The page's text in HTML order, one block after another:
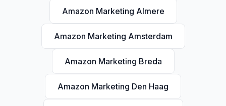
Amazon Marketing Almere
Amazon Marketing Amsterdam
Amazon Marketing Breda
Amazon Marketing Den Haag